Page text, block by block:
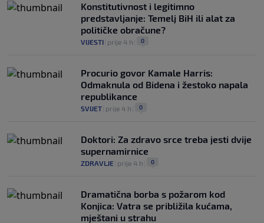
Konstitutivnost i legitimno
predstavljanje: Temelj BiH ili alat za
političke obračune?
VIJESTI prije 4 h 0
Procurio govor Kamale Harris:
Odmaknula od Bidena i žestoko napala
republikance
SVIJET prije 4 h 0
Doktori: Za zdravo srce treba jesti dvije
supernamirnice
ZDRAVLJE prije 4 h 0
Dramatična borba s požarom kod
Konjica: Vatra se približila kućama,
mještani u strahu